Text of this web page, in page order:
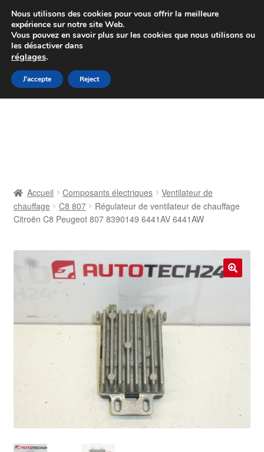
Colissimo livraison à partir de 7 EUR
Du lundi au vendredi de 9 h à 16 h
Aller
à
Aller
au
Contact
Livraison internationale
Paiements
Politique de confidentialité
Accueil Composants électriques
Ventilateur de
chauffage
C8 807
Régulateur de ventilateur de chauffage
Citroën C8 Peugeot 807 8390149 6441AV 6441AW
Nous utilisons des cookies pour vous offrir la meilleure
expérience sur notre site Web.
Vous pouvez en savoir plus sur les cookies que nous utilisons ou
les désactiver dans
réglages.
J'accepte Reject